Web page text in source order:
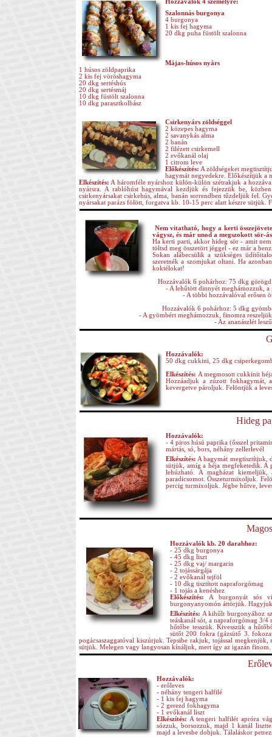
Hozzávalók 4 személyre:
Szalonnás burgonya
4 burgonya
1 kis fej hagyma
20 dkg puha füstölt szalonna
Májas-húsos nyárs
1 húsos zöldpaprika
2 kis fej vöröshagyma
20 dkg sertéshús
20 dkg sertésmáj
10 dkg füstölt szalonna
10 dkg parasztkolbász
Csirkenyárs zöldséggel
2 közepes hagyma
2 savanykás alma
2 banán
2 filézett csirkemell
2 evőkanál olaj
1 citrom leve
Előkészítés: A zöldségeket
hagymát negyedekre. Előkészítjük a
Elkészítés: A háromféle nyárshoz külön-külön szétrakjuk a
nyársra. A rablóhúst hagymával kezdjük és fejezzük be,
csirkenyársakat csirkehús, alma, banán sorrendben tűzdeljük fel.
nyársakat parázs fölött, forgatva kb. 10-15 perc alatt készre
Nem vitatható, hogy a kerti
vágysz, és már unod a megszokott sör-
Ha kerti parti, akkor hideg sör - amit
töltsd meg összetört jéggel - ez már a
Sokan alábecsülik a szükséges
szeretnék a szomjukat oltani. Ha
koktélokat!
Hozzávalók 6 pohárhoz: 75 dkg
- A lehűtött dinnyét meghámozzuk,
- A többi hozzávalóval erősen
Hozzávalók 6 pohárhoz: 5 dkg
- A gyömbért meghámozzuk, finomra
- Az ananászlét
Hozzávalók:
50 dkg cukkini, 25 dkg
Elkészítés: A megmosott cukkinit
Hozzáadjuk a zúzott fokhagymát,
kevergetve pároljuk. Felöntjük a
Hideg
Hozzávalók:
- 4 piros húsú paprika (ősszel
mártás, só, bors, néhány zellerlevél
Elkészítés: A hagymát megtisztítjuk,
sütjük, amíg a héja megfeketedik.
lehúzható. A magházat
paradicsomot. Összeturmixoljuk.
percig turmixoljuk. Jégbe hűtve,
Hozzávalók kb. 20 darabhoz:
- 25 dkg burgonya
- 45 dkg liszt
- 25 dkg vaj/ margarin
- 2 tojássárgája
- 2 evőkanál tejföl
- 10 dkg tisztított napraforgómag
- 1 tojás a kenéshez
Előkészítés: A burgonyát sós
burgonyanyomón áttörjük.
Elkészítés: A kihűlt burgonyához
teáskanál sót, a napraforgómag 3/
hűtőbe tesszük. Kivesszük a
sütőt 200 fokra (gázsütő 3.
pogácsaszaggatóval kiszúrjuk. Tepsibe rakjuk, tojással
sütjük. Melegen vagy langyosan kínáljuk, mert így az igazán finom.
Hozzávalók:
- erőleves
- néhány tengeri halfilé
- 1 kis fej hagyma
- 2 gerezd fokhagyma
- 1 evőkanál liszt
Elkészítés: A tengeri halfilét apróra
sózzuk, borsozzuk, majd 1 kanál
majd a levesbe dobjuk. Tálaláskor